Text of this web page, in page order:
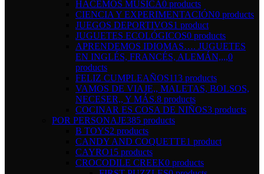
HACEMOS MÚSICA0 products
CIENCIA Y EXPERIMENTACIÓN0 products
JUEGOS DEPORTIVOS1 product
JUGUETES ECOLÓGICOS0 products
APRENDEMOS IDIOMAS…. JUGUETES
EN INGLÉS, FRANCÉS, ALEMÁN,,,,0
products
FELIZ CUMPLEAÑOS113 products
VAMOS DE VIAJE,, MALETAS, BOLSOS,
NECESER,, Y MÁS.8 products
COCINAR ES COSA DE NIÑOS3 products
POR PERSONAJE385 products
B TOYS2 products
CANDY AND COQUETTE1 product
CAYRO15 products
CROCODILE CREEK0 products